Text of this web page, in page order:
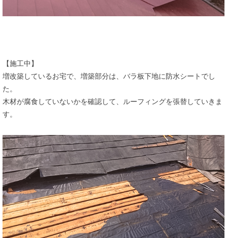
【施工中】
増改築しているお宅で、増築部分は、バラ板下地に防水シートでし
た。
木材が腐食していないかを確認して、ルーフィングを張替していきま
す。